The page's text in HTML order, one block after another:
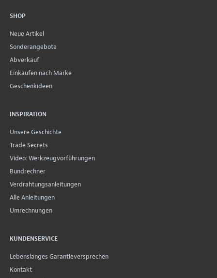
SHOP
Neue Artikel
Sonderangebote
Abverkauf
Einkaufen nach Marke
Geschenkideen
INSPIRATION
Unsere Geschichte
Trade Secrets
Video: Werkzeugvorführungen
Bundrechner
Verdrahtungsanleitungen
Alle Anleitungen
Umrechnungen
KUNDENSERVICE
Lebenslanges Garantieversprechen
Kontakt